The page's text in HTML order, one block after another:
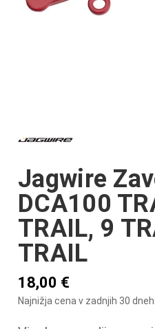
Jagwire
DCA100
TRAIL, 9
TRAIL
18,00 €
Najnižja cena v zadnjih 30 dneh: